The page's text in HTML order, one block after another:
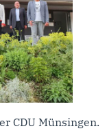
CDU Münsingen.